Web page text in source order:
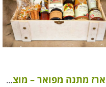
מארז מתנה מפואר – מוצרים כחול לבן